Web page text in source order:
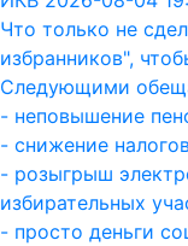
Что только не
избранников",
Следующими
- неповышение
- снижение
- розыгрыш
избирательных
- просто деньги